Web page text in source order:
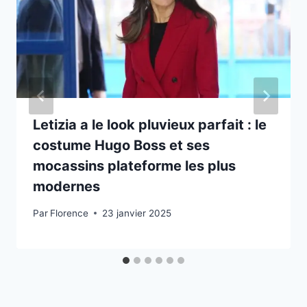
Letizia a le look pluvieux parfait : le
costume Hugo Boss et ses
mocassins plateforme les plus
modernes
Par Florence 23 janvier 2025